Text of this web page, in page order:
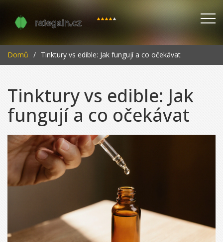
Domů Tinktury vs edible: Jak fungují a co očekávat
Tinktury vs edible: Jak
fungují a co očekávat